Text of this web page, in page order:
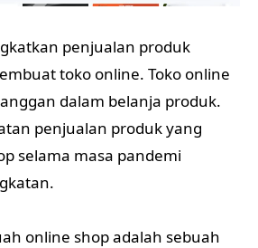
penjualan produk
toko online. Toko online
dalam belanja produk.
penjualan produk yang
selama masa pandemi
online shop adalah sebuah